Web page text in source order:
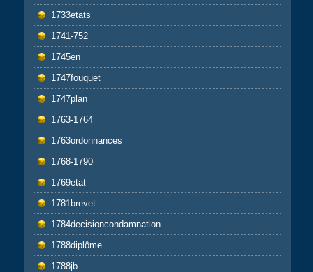
1733etats
1741-752
1745en
1747fouquet
1747plan
1763-1764
1763ordonnances
1768-1790
1769etat
1781brevet
1784decisioncondamnation
1788diplôme
1788jb